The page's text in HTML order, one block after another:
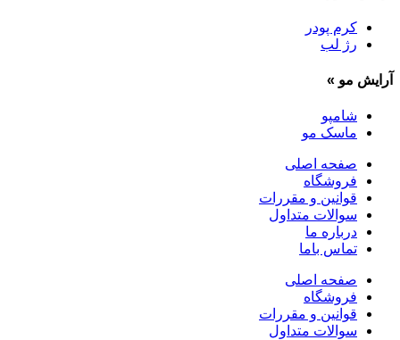
کرم پودر
رژ لب
آرایش مو »
شامپو
ماسک مو
صفحه اصلی
فروشگاه
قوانین و مقررات
سوالات متداول
درباره ما
تماس باما
صفحه اصلی
فروشگاه
قوانین و مقررات
سوالات متداول